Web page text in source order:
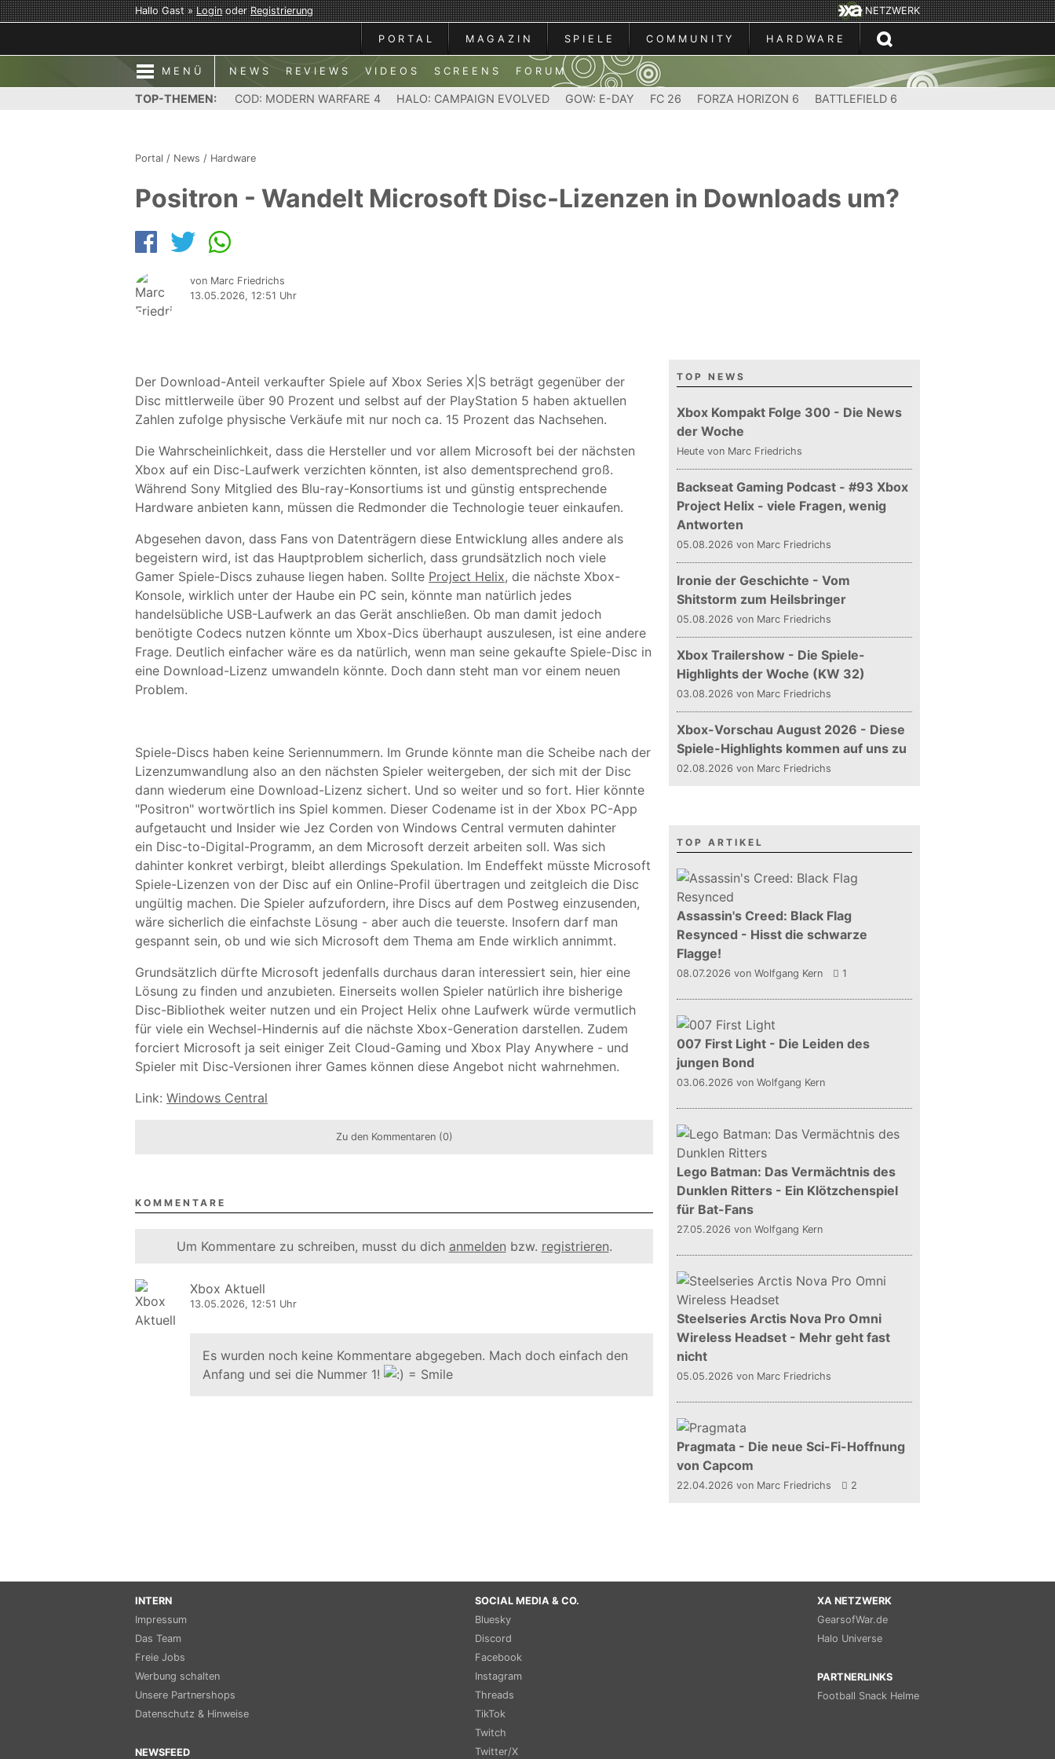
Hallo Gast »LoginoderRegistrierung NETZWERK
PORTAL MAGAZIN SPIELE COMMUNITY HARDWARE
MENÜ NEWS REVIEWS VIDEOS SCREENS FORUM
TOP-THEMEN: COD: MODERN WARFARE 4 HALO: CAMPAIGN EVOLVED GOW: E-DAY FC 26 FORZA HORIZON 6 BATTLEFIELD 6
Portal / News / Hardware
Positron - Wandelt Microsoft Disc-Lizenzen in Downloads um?
von Marc Friedrichs
13.05.2026, 12:51 Uhr
Der Download-Anteil verkaufter Spiele auf Xbox Series X|S beträgt gegenüber der
Disc mittlerweile über 90 Prozent und selbst auf der PlayStation 5 haben aktuellen
Zahlen zufolge physische Verkäufe mit nur noch ca. 15 Prozent das Nachsehen.
Die Wahrscheinlichkeit, dass die Hersteller und vor allem Microsoft bei der nächsten
Xbox auf ein Disc-Laufwerk verzichten könnten, ist also dementsprechend groß.
Während Sony Mitglied des Blu-ray-Konsortiums ist und günstig entsprechende
Hardware anbieten kann, müssen die Redmonder die Technologie teuer einkaufen.
Abgesehen davon, dass Fans von Datenträgern diese Entwicklung alles andere als
begeistern wird, ist das Hauptproblem sicherlich, dass grundsätzlich noch viele
Gamer Spiele-Discs zuhause liegen haben. Sollte Project Helix, die nächste Xbox-
Konsole, wirklich unter der Haube ein PC sein, könnte man natürlich jedes
handelsübliche USB-Laufwerk an das Gerät anschließen. Ob man damit jedoch
benötigte Codecs nutzen könnte um Xbox-Dics überhaupt auszulesen, ist eine andere
Frage. Deutlich einfacher wäre es da natürlich, wenn man seine gekaufte Spiele-Disc in
eine Download-Lizenz umwandeln könnte. Doch dann steht man vor einem neuen
Problem.
Spiele-Discs haben keine Seriennummern. Im Grunde könnte man die Scheibe nach der
Lizenzumwandlung also an den nächsten Spieler weitergeben, der sich mit der Disc
dann wiederum eine Download-Lizenz sichert. Und so weiter und so fort. Hier könnte
"Positron" wortwörtlich ins Spiel kommen. Dieser Codename ist in der Xbox PC-App
aufgetaucht und Insider wie Jez Corden von Windows Central vermuten dahinter
ein Disc-to-Digital-Programm, an dem Microsoft derzeit arbeiten soll. Was sich
dahinter konkret verbirgt, bleibt allerdings Spekulation. Im Endeffekt müsste Microsoft
Spiele-Lizenzen von der Disc auf ein Online-Profil übertragen und zeitgleich die Disc
ungültig machen. Die Spieler aufzufordern, ihre Discs auf dem Postweg einzusenden,
wäre sicherlich die einfachste Lösung - aber auch die teuerste. Insofern darf man
gespannt sein, ob und wie sich Microsoft dem Thema am Ende wirklich annimmt.
Grundsätzlich dürfte Microsoft jedenfalls durchaus daran interessiert sein, hier eine
Lösung zu finden und anzubieten. Einerseits wollen Spieler natürlich ihre bisherige
Disc-Bibliothek weiter nutzen und ein Project Helix ohne Laufwerk würde vermutlich
für viele ein Wechsel-Hindernis auf die nächste Xbox-Generation darstellen. Zudem
forciert Microsoft ja seit einiger Zeit Cloud-Gaming und Xbox Play Anywhere - und
Spieler mit Disc-Versionen ihrer Games können diese Angebot nicht wahrnehmen.
Link: Windows Central
Zu den Kommentaren (0)
KOMMENTARE
Um Kommentare zu schreiben, musst du dich anmelden bzw. registrieren.
Xbox Aktuell
13.05.2026, 12:51 Uhr
Es wurden noch keine Kommentare abgegeben. Mach doch einfach den
Anfang und sei die Nummer 1!
TOP NEWS
Xbox Kompakt Folge 300 - Die News
der Woche
Heute von Marc Friedrichs
Backseat Gaming Podcast - #93 Xbox
Project Helix - viele Fragen, wenig
Antworten
05.08.2026 von Marc Friedrichs
Ironie der Geschichte - Vom
Shitstorm zum Heilsbringer
05.08.2026 von Marc Friedrichs
Xbox Trailershow - Die Spiele-
Highlights der Woche (KW 32)
03.08.2026 von Marc Friedrichs
Xbox-Vorschau August 2026 - Diese
Spiele-Highlights kommen auf uns zu
02.08.2026 von Marc Friedrichs
TOP ARTIKEL
Assassin's Creed: Black Flag
Resynced - Hisst die schwarze
Flagge!
08.07.2026 von Wolfgang Kern 1
007 First Light - Die Leiden des
jungen Bond
03.06.2026 von Wolfgang Kern
Lego Batman: Das Vermächtnis des
Dunklen Ritters - Ein Klötzchenspiel
für Bat-Fans
27.05.2026 von Wolfgang Kern
Steelseries Arctis Nova Pro Omni
Wireless Headset - Mehr geht fast
nicht
05.05.2026 von Marc Friedrichs
Pragmata - Die neue Sci-Fi-Hoffnung
von Capcom
22.04.2026 von Marc Friedrichs 2
INTERN
Impressum
Das Team
Freie Jobs
Werbung schalten
Unsere Partnershops
Datenschutz & Hinweise
NEWSFEED
SOCIAL MEDIA & CO.
Bluesky
Discord
Facebook
Instagram
Threads
TikTok
Twitch
Twitter/X
XA NETZWERK
GearsofWar.de
Halo Universe
PARTNERLINKS
Football Snack Helme